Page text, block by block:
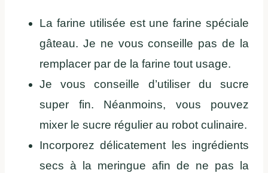
La farine utilisée est une farine spéciale
gâteau. Je ne vous conseille pas de la
remplacer par de la farine tout usage.
Je vous conseille d’utiliser du sucre
super fin. Néanmoins, vous pouvez
mixer le sucre régulier au robot culinaire.
Incorporez délicatement les ingrédients
secs à la meringue afin de ne pas la